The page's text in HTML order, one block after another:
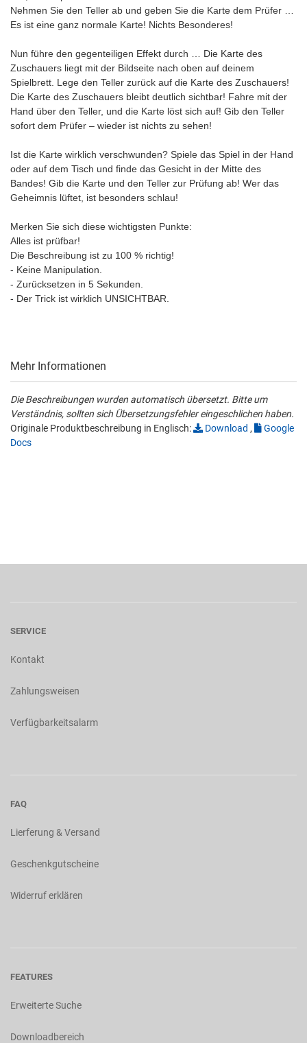
Nehmen Sie den Teller ab und geben Sie die Karte dem Prüfer …
Es ist eine ganz normale Karte! Nichts Besonderes!
Nun führe den gegenteiligen Effekt durch … Die Karte des
Zuschauers liegt mit der Bildseite nach oben auf deinem
Spielbrett. Lege den Teller zurück auf die Karte des Zuschauers!
Die Karte des Zuschauers bleibt deutlich sichtbar! Fahre mit der
Hand über den Teller, und die Karte löst sich auf! Gib den Teller
sofort dem Prüfer – wieder ist nichts zu sehen!
Ist die Karte wirklich verschwunden? Spiele das Spiel in der Hand
oder auf dem Tisch und finde das Gesicht in der Mitte des
Bandes! Gib die Karte und den Teller zur Prüfung ab! Wer das
Geheimnis lüftet, ist besonders schlau!
Merken Sie sich diese wichtigsten Punkte:
Alles ist prüfbar!
Die Beschreibung ist zu 100 % richtig!
- Keine Manipulation.
- Zurücksetzen in 5 Sekunden.
- Der Trick ist wirklich UNSICHTBAR.
Mehr Informationen
Die Beschreibungen wurden automatisch übersetzt. Bitte um
Verständnis, sollten sich Übersetzungsfehler eingeschlichen haben.
Originale Produktbeschreibung in Englisch:
Download ,
Google
Docs
SERVICE
Kontakt
Zahlungsweisen
Verfügbarkeitsalarm
FAQ
Lierferung & Versand
Geschenkgutscheine
Widerruf erklären
FEATURES
Erweiterte Suche
Downloadbereich